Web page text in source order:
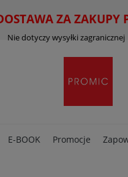
ZA ZAKUPY
Nie dotyczy wysyłki zagranicznej
E-BOOK Promocje